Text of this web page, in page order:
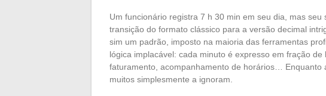
Um funcionário registra 7 h 30 min em seu dia, mas
transição do formato clássico para a versão decimal
sim um padrão, imposto na maioria das ferramentas
lógica implacável: cada minuto é expresso em fração
faturamento, acompanhamento de horários… Enquanto
muitos simplesmente a ignoram.